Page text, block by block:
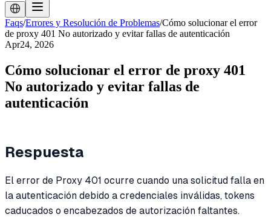
Faqs/Errores y Resolución de Problemas/Cómo solucionar el error
de proxy 401 No autorizado y evitar fallas de autenticación
Apr24, 2026
Cómo solucionar el error de proxy 401
No autorizado y evitar fallas de
autenticación
Respuesta
El error de Proxy 401 ocurre cuando una solicitud falla en
la autenticación debido a credenciales inválidas, tokens
caducados o encabezados de autorización faltantes.